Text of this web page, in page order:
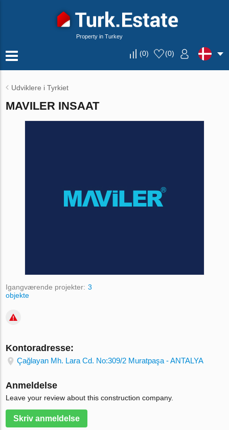
Property in Turkey
(0) (0)
Udviklere i Tyrkiet
MAVILER INSAAT
Igangværende projekter: 3
objekte
Kontoradresse:
Çağlayan Mh. Lara Cd. No:309/2 Muratpaşa - ANTALYA
Anmeldelse
Leave your review about this construction company.
Skriv anmeldelse